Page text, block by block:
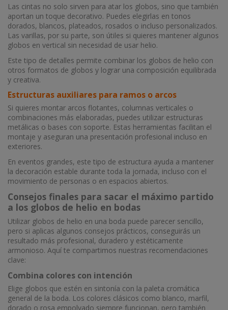
Las cintas no solo sirven para atar los globos, sino que también
aportan un toque decorativo. Puedes elegirlas en tonos
dorados, blancos, plateados, rosados o incluso personalizados.
Las varillas, por su parte, son útiles si quieres mantener algunos
globos en vertical sin necesidad de usar helio.
Este tipo de detalles permite combinar los globos de helio con
otros formatos de globos y lograr una composición equilibrada
y creativa.
Estructuras auxiliares para ramos o arcos
Si quieres montar arcos flotantes, columnas verticales o
combinaciones más elaboradas, puedes utilizar estructuras
metálicas o bases con soporte. Estas herramientas facilitan el
montaje y aseguran una presentación profesional incluso en
exteriores.
En eventos grandes, este tipo de estructura ayuda a mantener
la decoración estable durante toda la jornada, incluso con el
movimiento de personas o en espacios abiertos.
Consejos finales para sacar el máximo partido
a los globos de helio en bodas
Utilizar globos de helio en una boda puede parecer sencillo,
pero si aplicas algunos consejos prácticos, conseguirás un
resultado más profesional, duradero y estéticamente
armonioso. Aquí te compartimos nuestras recomendaciones
clave:
Combina colores con intención
Elige globos que estén en sintonía con la paleta cromática
general de la boda. Los colores clásicos como blanco, marfil,
dorado o rosa empolvado siempre funcionan, pero también